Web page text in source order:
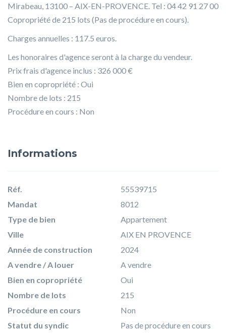
Mirabeau, 13100 – AIX-EN-PROVENCE. Tel : 04 42 91 27 00
Copropriété de 215 lots (Pas de procédure en cours).
Charges annuelles : 117.5 euros.
Les honoraires d'agence seront à la charge du vendeur.
Prix frais d'agence inclus : 326 000 €
Bien en copropriété : Oui
Nombre de lots : 215
Procédure en cours : Non
Informations
Réf.
55539715
Mandat
8012
Type de bien
Appartement
Ville
AIX EN PROVENCE
Année de construction
2024
A vendre / A louer
A vendre
Bien en copropriété
Oui
Nombre de lots
215
Procédure en cours
Non
Statut du syndic
Pas de procédure en cours